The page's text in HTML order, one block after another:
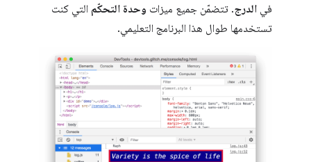
في الدرج. تتضمّن جميع ميزات وحدة التحكّم التي كنت
تستخدمها طوال هذا البرنامج التعليمي.